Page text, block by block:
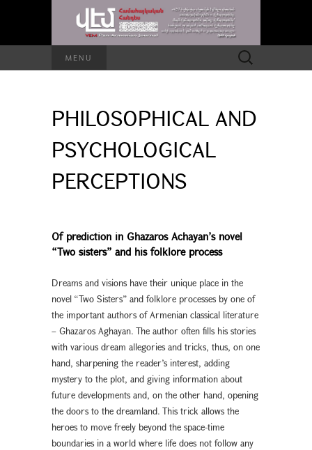
MENU
Search
for:
PHILOSOPHICAL AND
PSYCHOLOGICAL
PERCEPTIONS
Of prediction in Ghazaros Achayan’s novel
“Two sisters” and his folklore process
Dreams and visions have their unique place in the
novel “Two Sisters” and folklore processes by one of
the important authors of Armenian classical literature
– Ghazaros Aghayan. The author often fills his stories
with various dream allegories and tricks, thus, on one
hand, sharpening the reader’s interest, adding
mystery to the plot, and giving information about
future developments and, on the other hand, opening
the doors to the dreamland. This trick allows the
heroes to move freely beyond the space-time
boundaries in a world where life does not follow any